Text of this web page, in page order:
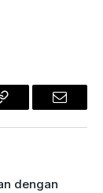
Copy
Email
dengan